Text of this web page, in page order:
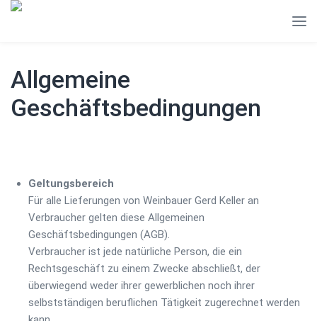
Allgemeine
Geschäftsbedingungen
Geltungsbereich
Für alle Lieferungen von Weinbauer Gerd Keller an
Verbraucher gelten diese Allgemeinen
Geschäftsbedingungen (AGB).
Verbraucher ist jede natürliche Person, die ein
Rechtsgeschäft zu einem Zwecke abschließt, der
überwiegend weder ihrer gewerblichen noch ihrer
selbstständigen beruflichen Tätigkeit zugerechnet werden